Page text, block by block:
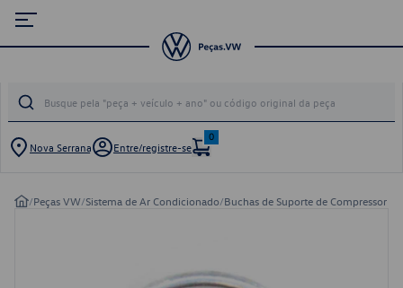
Nova Serrana Entre/registre-se
0
/Peças VW/Sistema de Ar Condicionado/Buchas de Suporte de Compressor